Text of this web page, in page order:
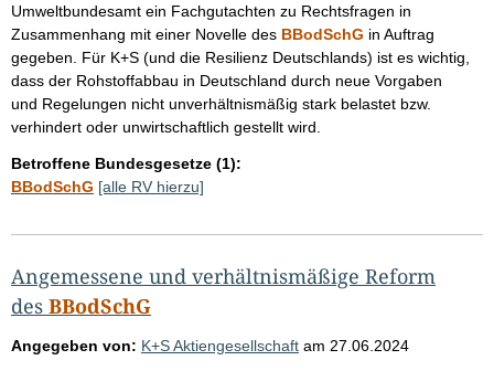
Umweltbundesamt ein Fachgutachten zu Rechtsfragen in
Zusammenhang mit einer Novelle des BBodSchG in Auftrag
gegeben. Für K+S (und die Resilienz Deutschlands) ist es wichtig,
dass der Rohstoffabbau in Deutschland durch neue Vorgaben
und Regelungen nicht unverhältnismäßig stark belastet bzw.
verhindert oder unwirtschaftlich gestellt wird.
Betroffene Bundesgesetze (1):
BBodSchG [alle RV hierzu]
Angemessene und verhältnismäßige Reform
des BBodSchG
Angegeben von: K+S Aktiengesellschaft am 27.06.2024